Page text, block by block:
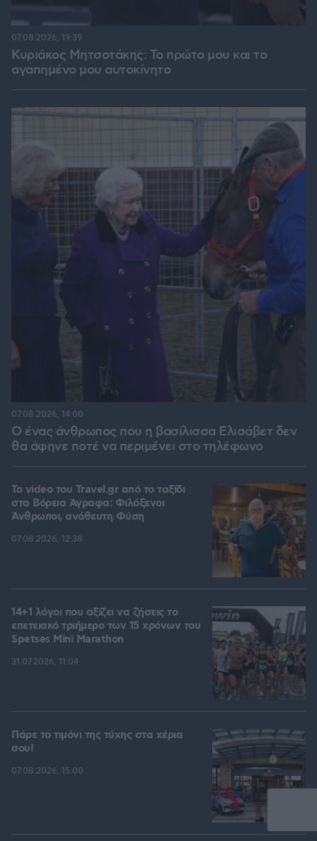
Κυριάκος Μητσοτάκης: Το πρώτο μου και το
αγαπημένο μου αυτοκίνητο
07.08.2026, 19:39
Ο ένας άνθρωπος που η βασίλισσα Ελισάβετ δεν
θα άφηνε ποτέ να περιμένει στο τηλέφωνο
07.08.2026, 14:00
To video του Travel.gr από το ταξίδι
στα Βόρεια Άγραφα: Φιλόξενοι
Άνθρωποι, ανόθευτη Φύση
07.08.2026, 12:38
14+1 λόγοι που αξίζει να ζήσεις το
επετειακό τριήμερο των 15 χρόνων του
Spetses Mini Marathon
31.07.2026, 11:04
Πάρε το τιμόνι της τύχης στα χέρια
σου!
07.08.2026, 15:00